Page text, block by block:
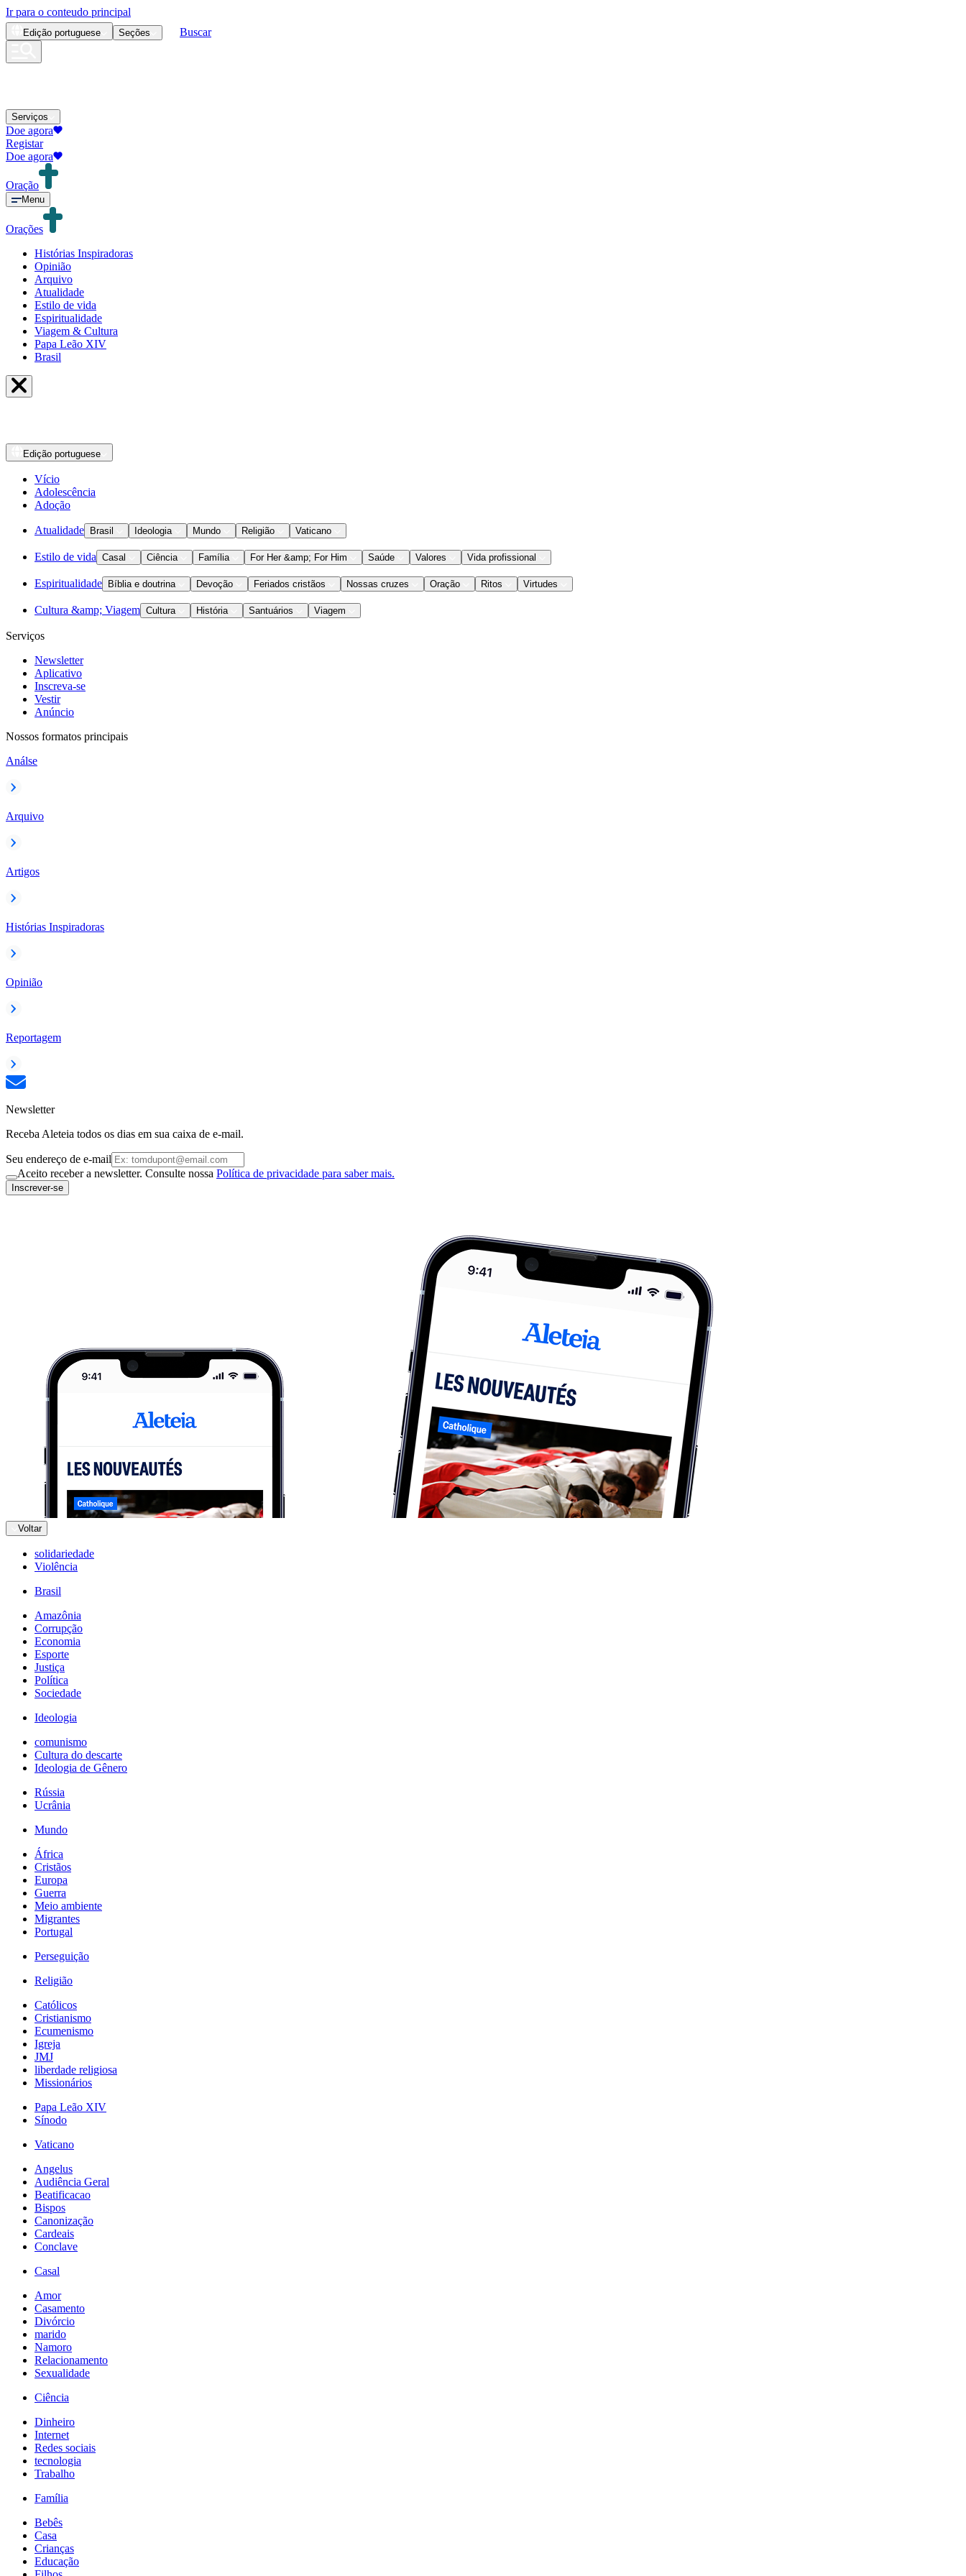
Ir para o conteudo principal
Edição portuguese Seções Buscar
Serviços
Doe agora
Registar
Doe agora
Oração
Menu
Orações
Histórias Inspiradoras
Opinião
Arquivo
Atualidade
Estilo de vida
Espiritualidade
Viagem & Cultura
Papa Leão XIV
Brasil
Edição portuguese
Vício
Adolescência
Adoção
Atualidade Brasil Ideologia Mundo Religião Vaticano
Estilo de vida Casal Ciência Família For Her &amp; For Him Saúde Valores Vida profissional
Espiritualidade Bíblia e doutrina Devoção Feriados cristãos Nossas cruzes Oração Ritos Virtudes
Cultura &amp; Viagem Cultura História Santuários Viagem
Serviços
Newsletter
Aplicativo
Inscreva-se
Vestir
Anúncio
Nossos formatos principais
Análse
Arquivo
Artigos
Histórias Inspiradoras
Opinião
Reportagem
Newsletter
Receba Aleteia todos os dias em sua caixa de e-mail.
Seu endereço de e-mail
Aceito receber a newsletter. Consulte nossa Política de privacidade para saber mais.
Inscrever-se
Voltar
solidariedade
Violência
Brasil
Amazônia
Corrupção
Economia
Esporte
Justiça
Política
Sociedade
Ideologia
comunismo
Cultura do descarte
Ideologia de Gênero
Rússia
Ucrânia
Mundo
África
Cristãos
Europa
Guerra
Meio ambiente
Migrantes
Portugal
Perseguição
Religião
Católicos
Cristianismo
Ecumenismo
Igreja
JMJ
liberdade religiosa
Missionários
Papa Leão XIV
Sínodo
Vaticano
Angelus
Audiência Geral
Beatificacao
Bispos
Canonização
Cardeais
Conclave
Casal
Amor
Casamento
Divórcio
marido
Namoro
Relacionamento
Sexualidade
Ciência
Dinheiro
Internet
Redes sociais
tecnologia
Trabalho
Família
Bebês
Casa
Crianças
Educação